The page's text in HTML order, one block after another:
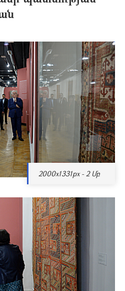
2000x1331px - 2 Մբ